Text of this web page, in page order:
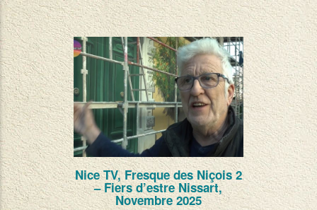
Nice TV, Fresque des Niçois 2
– Fiers d’estre Nissart,
Novembre 2025